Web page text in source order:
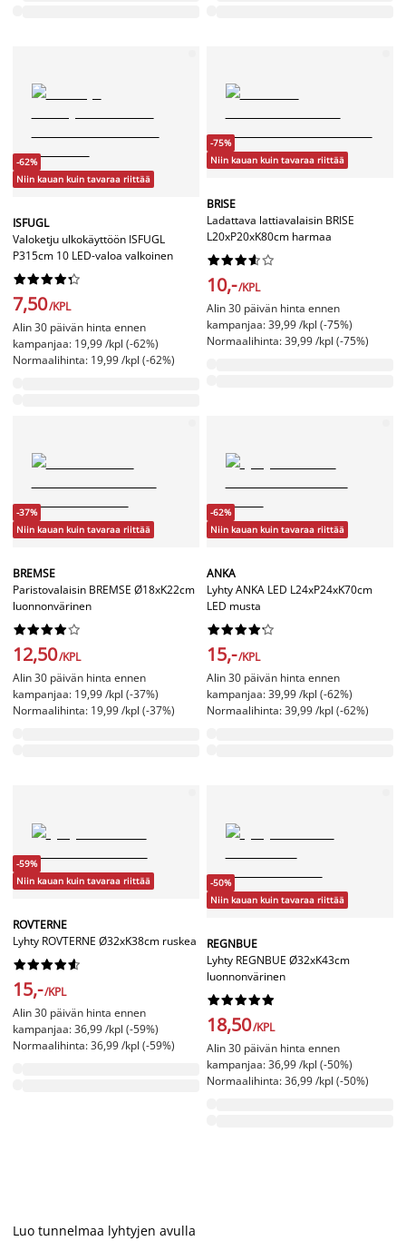
-62%
Niin kauan kuin tavaraa riittää
ISFUGL
Valoketju ulkokäyttöön ISFUGL
P315cm 10 LED-valoa valkoinen






7,50/KPL
Alin 30 päivän hinta ennen
kampanjaa: 19,99 /kpl (-62%)
Normaalihinta: 19,99 /kpl (-62%)
-75%
Niin kauan kuin tavaraa riittää
BRISE
Ladattava lattiavalaisin BRISE
L20xP20xK80cm harmaa






10,-/KPL
Alin 30 päivän hinta ennen
kampanjaa: 39,99 /kpl (-75%)
Normaalihinta: 39,99 /kpl (-75%)
-37%
Niin kauan kuin tavaraa riittää
BREMSE
Paristovalaisin BREMSE Ø18xK22cm
luonnonvärinen






12,50/KPL
Alin 30 päivän hinta ennen
kampanjaa: 19,99 /kpl (-37%)
Normaalihinta: 19,99 /kpl (-37%)
-62%
Niin kauan kuin tavaraa riittää
ANKA
Lyhty ANKA LED L24xP24xK70cm
LED musta






15,-/KPL
Alin 30 päivän hinta ennen
kampanjaa: 39,99 /kpl (-62%)
Normaalihinta: 39,99 /kpl (-62%)
-59%
Niin kauan kuin tavaraa riittää
ROVTERNE
Lyhty ROVTERNE Ø32xK38cm ruskea






15,-/KPL
Alin 30 päivän hinta ennen
kampanjaa: 36,99 /kpl (-59%)
Normaalihinta: 36,99 /kpl (-59%)
-50%
Niin kauan kuin tavaraa riittää
REGNBUE
Lyhty REGNBUE Ø32xK43cm
luonnonvärinen






18,50/KPL
Alin 30 päivän hinta ennen
kampanjaa: 36,99 /kpl (-50%)
Normaalihinta: 36,99 /kpl (-50%)
Luo tunnelmaa lyhtyjen avulla